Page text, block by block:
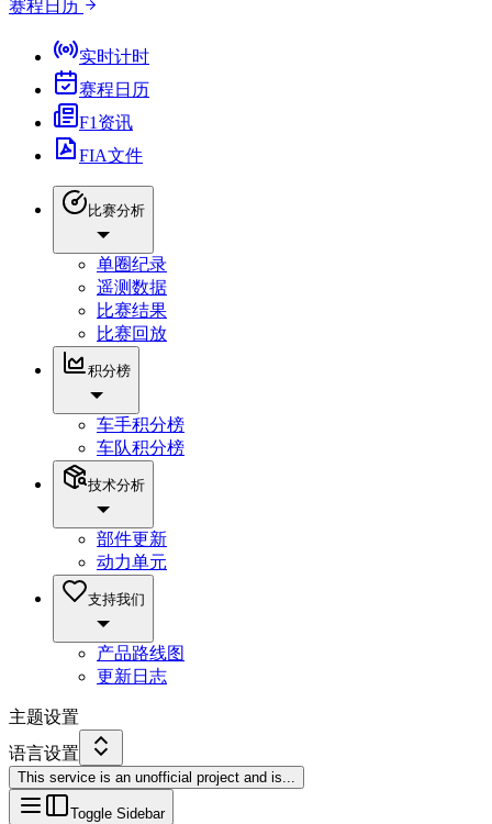
赛程日历
实时计时
赛程日历
F1资讯
FIA文件
比赛分析
单圈纪录
遥测数据
比赛结果
比赛回放
积分榜
车手积分榜
车队积分榜
技术分析
部件更新
动力单元
支持我们
产品路线图
更新日志
主题设置
语言设置
This service is an unofficial project and is...
Toggle Sidebar